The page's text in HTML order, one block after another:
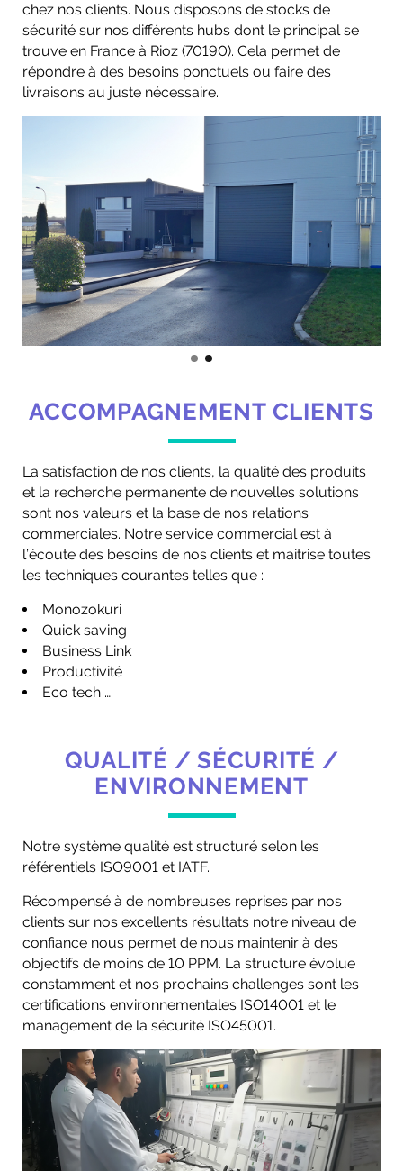
chez nos clients. Nous disposons de stocks de
sécurité sur nos différents hubs dont le principal se
trouve en France à Rioz (70190). Cela permet de
répondre à des besoins ponctuels ou faire des
livraisons au juste nécessaire.
ACCOMPAGNEMENT CLIENTS
La satisfaction de nos clients, la qualité des produits
et la recherche permanente de nouvelles solutions
sont nos valeurs et la base de nos relations
commerciales. Notre service commercial est à
l’écoute des besoins de nos clients et maitrise toutes
les techniques courantes telles que :
Monozokuri
Quick saving
Business Link
Productivité
Eco tech …
QUALITÉ / SÉCURITÉ /
ENVIRONNEMENT
Notre système qualité est structuré selon les
référentiels ISO9001 et IATF.
Récompensé à de nombreuses reprises par nos
clients sur nos excellents résultats notre niveau de
confiance nous permet de nous maintenir à des
objectifs de moins de 10 PPM. La structure évolue
constamment et nos prochains challenges sont les
certifications environnementales ISO14001 et le
management de la sécurité ISO45001.